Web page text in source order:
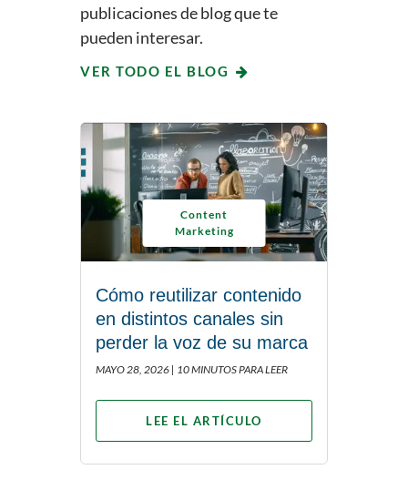
publicaciones de blog que te
pueden interesar.
VER TODO EL BLOG
Content
Marketing
Cómo reutilizar contenido
en distintos canales sin
perder la voz de su marca
MAYO 28, 2026 | 10 MINUTOS PARA LEER
LEE EL ARTÍCULO